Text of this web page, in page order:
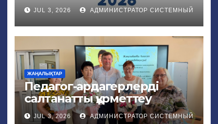
JUL 3, 2026 АДМИНИСТРАТОР СИСТЕМНЫЙ
ЖАҢАЛЫҚТАР
Педагог-ардагерлерді
салтанатты құрметтеу
JUL 3, 2026 АДМИНИСТРАТОР СИСТЕМНЫЙ